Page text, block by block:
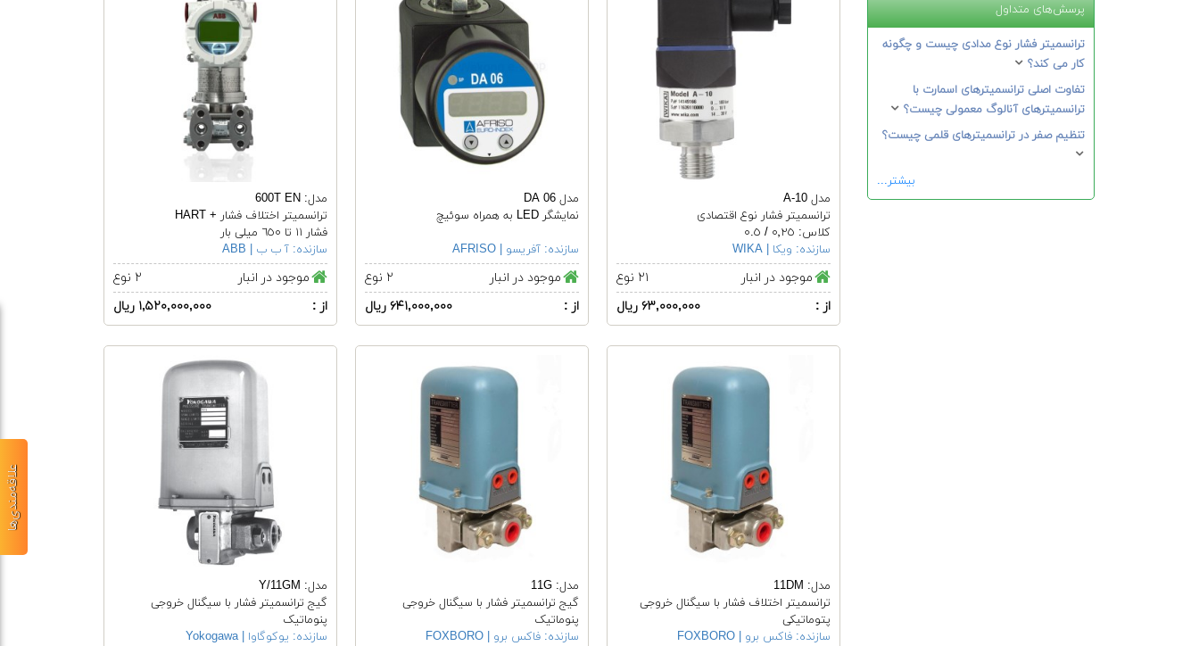
پرسش‌های متداول
ترانسمیتر فشار نوع مدادی چیست و چگونه
کار می کند؟
تفاوت اصلی ترانسمیترهای اسمارت با
ترانسمیترهای آنالوگ معمولی چیست؟
تنظیم صفر در ترانسمیترهای قلمی چیست؟
بیشتر...
مدل A-10
ترانسمیتر فشار نوع اقتصادی
کلاس: ٠٬٢٥ / ٠.٥
سازنده: ویکا | WIKA
موجود در انبار
۲۱ نوع
از :
۶۳,۰۰۰,۰۰۰ ریال
مدل DA 06
نمایشگر LED به همراه سوئیچ
سازنده: آفریسو | AFRISO
موجود در انبار
۲ نوع
از :
۶۴۱,۰۰۰,۰۰۰ ریال
مدل: 600T EN
ترانسمیتر اختلاف فشار + HART
فشار ١١ تا ٦٥٠ میلی بار
سازنده: آ ب ب | ABB
موجود در انبار
۲ نوع
از :
۱,۵۲۰,۰۰۰,۰۰۰ ریال
مدل: 11DM
ترانسمیتر اختلاف فشار با سیگنال خروجی
پتوماتیکی
سازنده: فاکس برو | FOXBORO
مدل: 11G
گیج ترانسمیتر فشار با سیگنال خروجی
پنوماتیک
سازنده: فاکس برو | FOXBORO
مدل: Y/11GM
گیج ترانسمیتر فشار با سیگنال خروجی
پنوماتیک
سازنده: یوکوگاوا | Yokogawa
علاقه‌مندی‌ها